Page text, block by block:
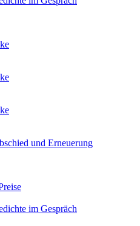
und Erneuerung
im Gespräch